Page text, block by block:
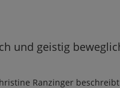
und geistig
Ranzinger